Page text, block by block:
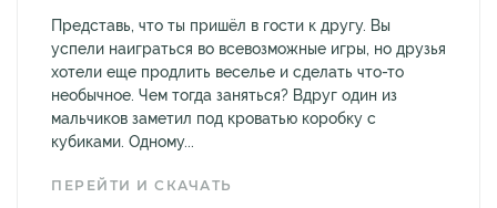
Представь, что ты пришёл в гости к другу. Вы
успели наиграться во всевозможные игры, но друзья
хотели еще продлить веселье и сделать что-то
необычное. Чем тогда заняться? Вдруг один из
мальчиков заметил под кроватью коробку с
кубиками. Одному...
ПЕРЕЙТИ И СКАЧАТЬ